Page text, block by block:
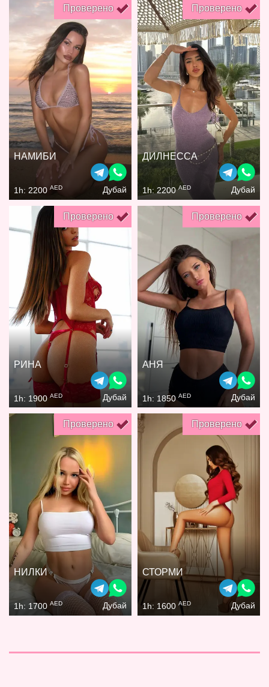
Проверено
НАМИБИ
1h: 2200 AED Дубай
Проверено
ДИЛНЕССА
1h: 2200AED Дубай
Проверено
РИНА
1h: 1900 AED Дубай
Проверено
АНЯ
1h: 1850AED Дубай
Проверено
НИЛКИ
1h: 1700 AED Дубай
Проверено
СТОРМИ
1h: 1600 AED Дубай